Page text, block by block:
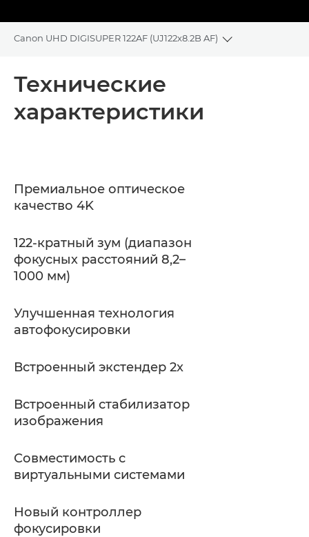
Canon UHD DIGISUPER 122AF (UJ122x8.2B AF)
Toggle
Технические характеристики
Технические
характеристики
Премиальное оптическое
качество 4K
122-кратный зум (диапазон
фокусных расстояний 8,2–
1000 мм)
Улучшенная технология
автофокусировки
Встроенный экстендер 2x
Встроенный стабилизатор
изображения
Совместимость с
виртуальными системами
Новый контроллер
фокусировки